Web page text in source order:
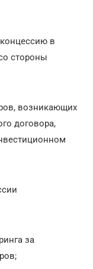
в
стороны
возникающих
договора,
за